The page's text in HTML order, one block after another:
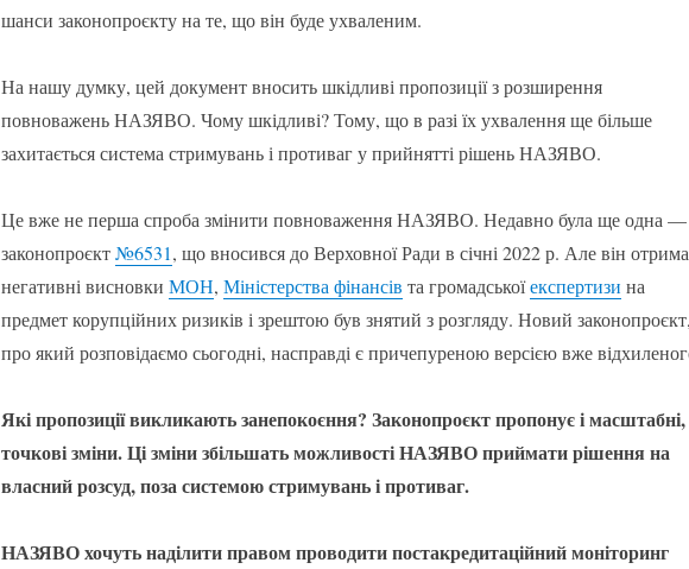
шанси законопроєкту на те, що він буде ухваленим.
На нашу думку, цей документ вносить шкідливі пропозиції з розширення
повноважень НАЗЯВО. Чому шкідливі? Тому, що в разі їх ухвалення ще більше
захитається система стримувань і противаг у прийнятті рішень НАЗЯВО.
Це вже не перша спроба змінити повноваження НАЗЯВО. Недавно була ще одна —
законопроєкт№6531, що вносився до Верховної Ради в січні 2022 р. Але він
негативні висновки МОН, Міністерства фінансів та громадськоїекспертизи на
предмет корупційних ризиків і зрештою був знятий з розгляду. Новий законопроєкт,
про який розповідаємо сьогодні, насправді є причепуреною версією вже
Які пропозиції викликають занепокоєння? Законопроєкт пропонує і масштабні,
точкові зміни. Ці зміни збільшать можливості НАЗЯВО приймати рішення на
власний розсуд, поза системою стримувань і противаг.
НАЗЯВО хочуть наділити правом проводити постакредитаційний моніторинг